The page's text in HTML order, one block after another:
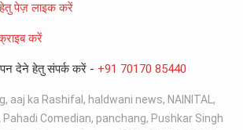
पेज़ लाइक करें
करें
देने हेतु संपर्क करें - +91 70170 85440
, aaj ka Rashifal , haldwani news, NAINITAL ,
Pahadi Comedian, panchang, Pushkar Singh